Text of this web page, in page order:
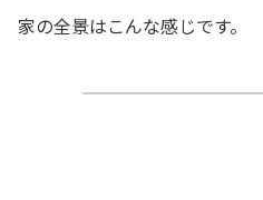
家の全景はこんな感じです。